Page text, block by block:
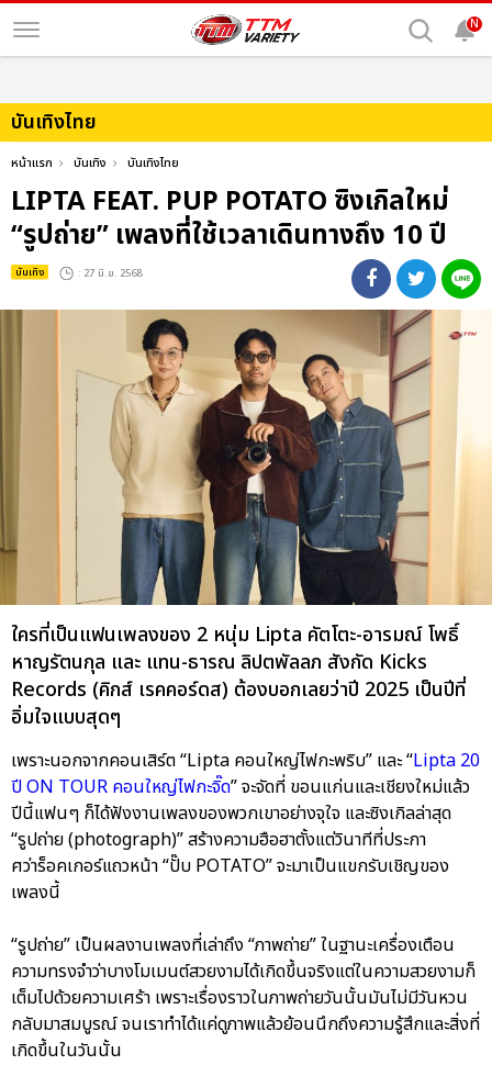
N
บันเทิงไทย
หน้าแรก บันเทิง บันเทิงไทย
LIPTA FEAT. PUP POTATO ซิงเกิลใหม่
“รูปถ่าย” เพลงที่ใช้เวลาเดินทางถึง 10 ปี
บันเทิง : 27 มิ.ย. 2568
ใครที่เป็นแฟนเพลงของ 2 หนุ่ม Lipta คัตโตะ-อารมณ์ โพธิ์
หาญรัตนกุล และ แทน-ธารณ ลิปตพัลลภ สังกัด Kicks
Records (คิกส์ เรคคอร์ดส) ต้องบอกเลยว่าปี 2025 เป็นปีที่
อิ่มใจแบบสุดๆ
เพราะนอกจากคอนเสิร์ต “Lipta คอนใหญ่ไฟกะพริบ” และ “Lipta 20
ปี ON TOUR คอนใหญ่ไฟกะจิ๊ด” จะจัดที่ ขอนแก่นและเชียงใหม่แล้ว
ปีนี้แฟนๆ ก็ได้ฟังงานเพลงของพวกเขาอย่างจุใจ และซิงเกิลล่าสุด
“รูปถ่าย (photograph)” สร้างความฮือฮาตั้งแต่วินาทีที่ประกา
ศว่าร็อคเกอร์แถวหน้า “ปั๊บ POTATO” จะมาเป็นแขกรับเชิญของ
เพลงนี้
“รูปถ่าย” เป็นผลงานเพลงที่เล่าถึง “ภาพถ่าย” ในฐานะเครื่องเตือน
ความทรงจำว่าบางโมเมนต์สวยงามได้เกิดขึ้นจริงแต่ในความสวยงามก็
เต็มไปด้วยความเศร้า เพราะเรื่องราวในภาพถ่ายวันนั้นมันไม่มีวันหวน
กลับมาสมบูรณ์ จนเราทำได้แค่ดูภาพแล้วย้อนนึกถึงความรู้สึกและสิ่งที่
เกิดขึ้นในวันนั้น